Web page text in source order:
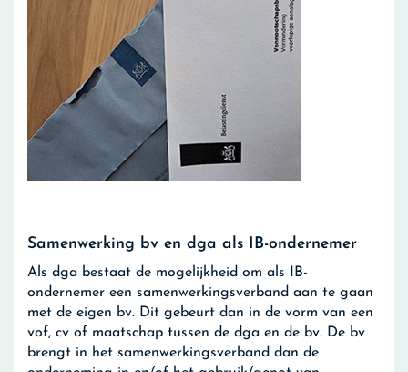
Samenwerking bv en dga als IB-ondernemer
Als dga bestaat de mogelijkheid om als IB-
ondernemer een samenwerkingsverband aan te gaan
met de eigen bv. Dit gebeurt dan in de vorm van een
vof, cv of maatschap tussen de dga en de bv. De bv
brengt in het samenwerkingsverband dan de